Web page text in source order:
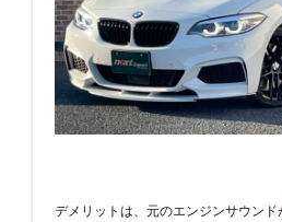
デメリットは、元のエンジンサウン